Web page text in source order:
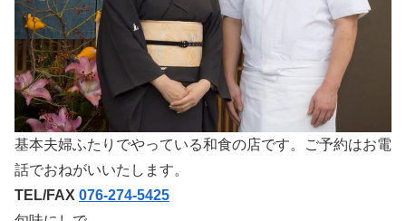
基本夫婦ふたりでやっている和食の店です。ご予約はお電
話でおねがいいたします。
TEL/FAX 076-274-5425